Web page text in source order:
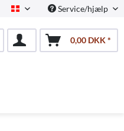
Dansk Service/hjælp
0,00 DKK *